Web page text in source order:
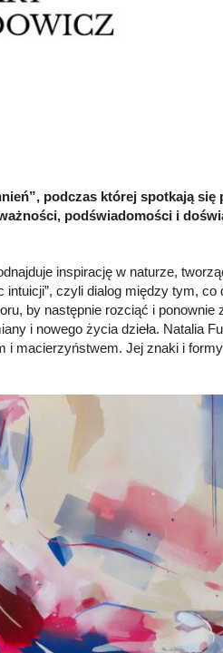
podczas której spotkają
podświadomości i
inspirację w naturze,
czyli dialog między tym, co
by następnie rozciąć i
i nowego życia dzieła. Natalia
i macierzyństwem. Jej znaki i